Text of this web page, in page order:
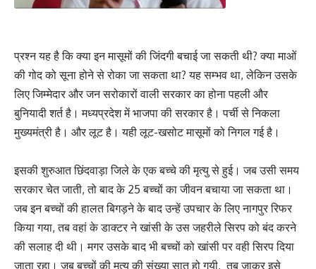
प्रश्न यह है कि क्या इन मासूमों की जिंदगी बचाई जा सकती थी? क्या माओं
की गोद को सूना होने से रोका जा सकता था? यह सम्भव था, लेकिन उसके
लिए जिम्मेदार और जन सरोकारों वाली सरकार का होना पहली और
बुनियादी शर्त है। मध्यप्रदेश में भाजपा की सरकार है। पर्ची से निकला
मुख्यमंत्री है। और लूट है। यही लूट-खसोट मासूमों को निगल गई है।
इसकी शुरुआत छिंदवाड़ा जिले के एक बच्चे की मृत्यु से हुई। जब उसी समय
सरकार चेत जाती, तो बाद के 25 बच्चों का जीवन बचाया जा सकता था।
जब इन बच्चों की हालत बिगड़ने के बाद उन्हें उपचार के लिए नागपुर रिफर
किया गया, तब वहां के डाक्टर ने खांसी के उस जहरीले सिरप को बंद करने
की सलाह दी थी। मगर उसके बाद भी बच्चों को खांसी पर वही सिरप दिया
जाता रहा। जब बच्चों की मृत्यु की संख्या सात हो गयी, तब जाकर इसे